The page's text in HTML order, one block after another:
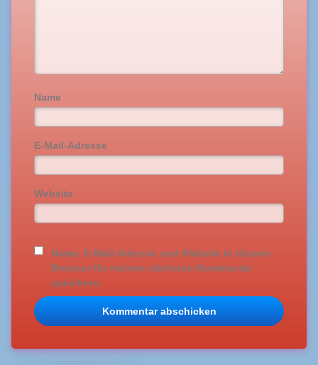
Name
E-Mail-Adresse
Website
Name, E-Mail-Adresse und Website in diesem
Browser für meinen nächsten Kommentar
speichern.